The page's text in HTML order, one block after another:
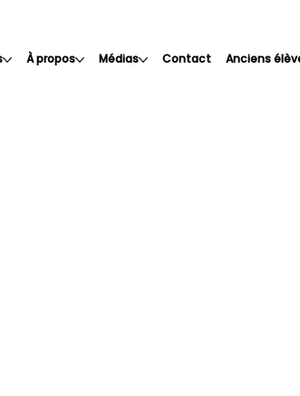
À propos Médias Contact Anciens